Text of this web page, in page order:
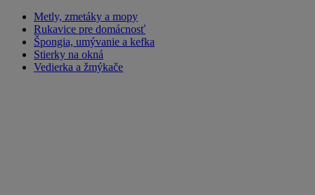
Metly, zmetáky a mopy
Rukavice pre domácnosť
Špongia, umývanie a kefka
Stierky na okná
Vedierka a žmýkače